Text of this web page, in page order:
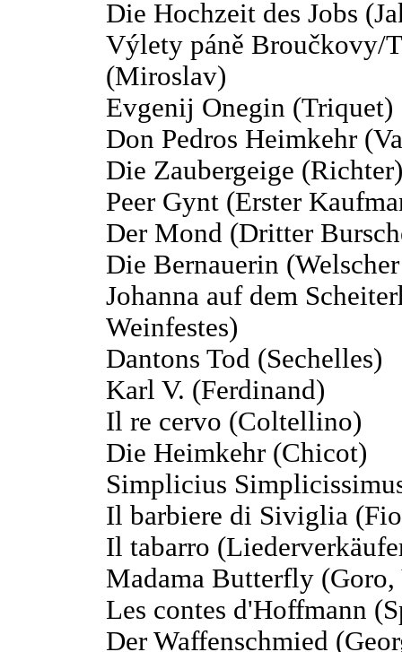
Die Hochzeit des Jobs
Výlety páně Broučkovy/
(Miroslav)
Evgenij Onegin (Triquet)
Don Pedros Heimkehr
Die Zaubergeige (Richter)
Peer Gynt (Erster
Der Mond (Dritter
Die Bernauerin
Johanna auf dem
Weinfestes)
Dantons Tod (Sechelles)
Karl V. (Ferdinand)
Il re cervo (Coltellino)
Die Heimkehr (Chicot)
Simplicius
Il barbiere di Siviglia
Il tabarro
Madama Butterfly (Goro,
Les contes d'Hoffmann
Der Waffenschmied